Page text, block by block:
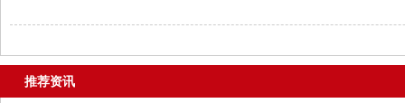
推荐资讯